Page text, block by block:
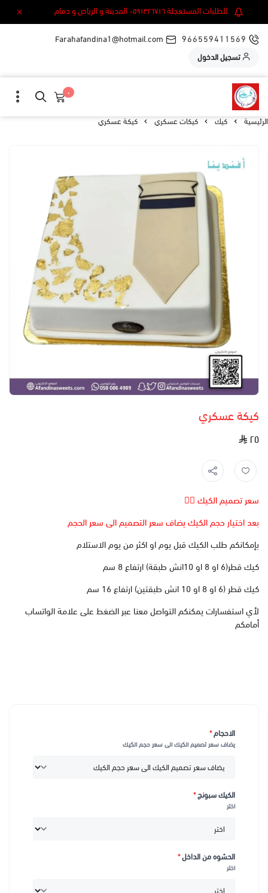
للطلبات المستعجلة ٠٥٩١٣٢٦٧١٦ المدينة و الرياض و دمام.
966559411569
Farahafandina1@hotmail.com
تسجيل الدخول
٠
الرئيسية كيك كيكات عسكري كيكة عسكري
كيكة عسكري
٢٥
سعر تصميم الكيك 👆🏻
بعد اختيار حجم الكيك يضاف سعر التصميم الى سعر الحجم
بإمكانكم طلب الكيك قبل يوم او اكثر من يوم الاستلام
كيك قطر(6 او 8 او 10انش طبقة) ارتفاع 8 سم
كيك قطر (6 او 8 او 10 انش طبقتين) ارتفاع 16 سم
لأي استفسارات يمكنكم التواصل معنا عبر الضغط على علامة الواتساب
أمامكم
الاحجام*
يضاف سعر تصميم الكيك الى سعر حجم الكيك
الكيك سبونج*
اختر
الحشوه من الداخل*
اختر